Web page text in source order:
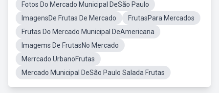
Fotos Do Mercado Municipal DeSão Paulo
ImagensDe Frutas De Mercado
FrutasPara Mercados
Frutas Do Mercado Municipal DeAmericana
Imagems De FrutasNo Mercado
Merrcado UrbanoFrutas
Mercado Municipal DeSão Paulo Salada Frutas